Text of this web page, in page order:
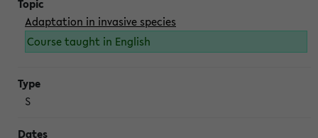
Adaptation in invasive species
Course taught in English
S